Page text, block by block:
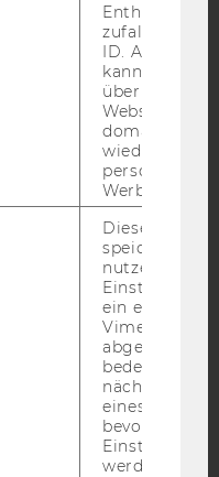
Bluesky
SOCIAL MEDIA
UND STUDIERENDE
Enthält eine
ID. Anhand
kann Google
über
Websites
Werbung
Dieses Cookie
speichert
ein
Vimeo-Video
abgespielt
bedeutet,
nächsten
eines Vimeo-
bevorzugten
werden.